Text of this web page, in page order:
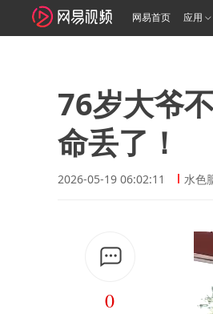
网易首页 应用
76岁大爷
命丢了！
2026-05-19 06:02:11 水色
0